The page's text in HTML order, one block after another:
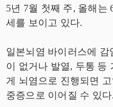
5년 7월 첫째 주, 올해는
세를 보이고 있다.
일본뇌염 바이러스에
이 없거나 발열, 두통 등
게 뇌염으로 진행되면
중증으로 이어질 수 있다.